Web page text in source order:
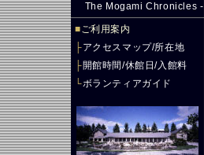
The Mogami Chronicles -
■ご利用案内
├アクセスマップ/所在地
├開館時間/休館日/入館料
└ボランティアガイド